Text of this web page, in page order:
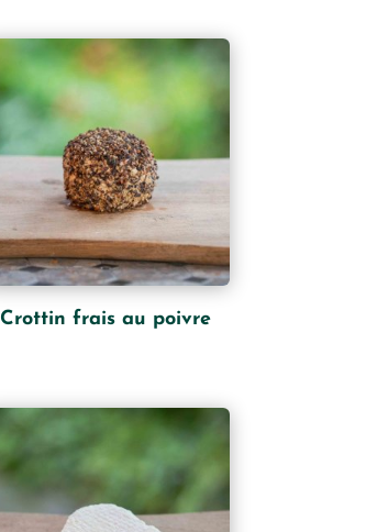
Crottin frais au poivre